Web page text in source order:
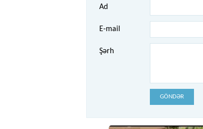
Ad
E-mail
Şərh
GÖNDƏR